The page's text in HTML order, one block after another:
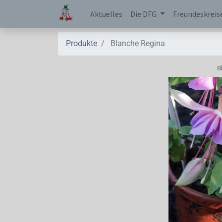
Aktuelles Die DFG
Produkte Blanche Regina